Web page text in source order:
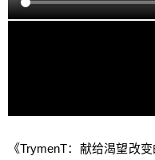
《TrymenT：献给渴望改